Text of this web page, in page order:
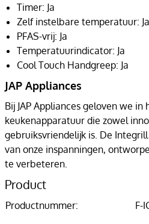
Timer: Ja
Zelf instelbare temperatuur: Ja
PFAS-vrij: Ja
Temperatuurindicator: Ja
Cool Touch Handgreep: Ja
JAP Appliances
Bij JAP Appliances geloven we in
keukenapparatuur die zowel
gebruiksvriendelijk is. De
van onze inspanningen,
te verbeteren.
Product
Productnummer: F-